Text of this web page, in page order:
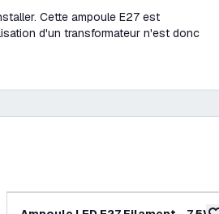
Cette ampoule E27 est
d'un transformateur n'est donc